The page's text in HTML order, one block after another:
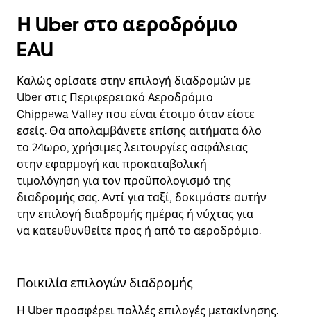
Η Uber στο αεροδρόμιο
EAU
Καλώς ορίσατε στην επιλογή διαδρομών με
Uber στις Περιφερειακό Αεροδρόμιο
Chippewa Valley που είναι έτοιμο όταν είστε
εσείς. Θα απολαμβάνετε επίσης αιτήματα όλο
το 24ωρο, χρήσιμες λειτουργίες ασφάλειας
στην εφαρμογή και προκαταβολική
τιμολόγηση για τον προϋπολογισμό της
διαδρομής σας. Αντί για ταξί, δοκιμάστε αυτήν
την επιλογή διαδρομής ημέρας ή νύχτας για
να κατευθυνθείτε προς ή από το αεροδρόμιο.
Ποικιλία επιλογών διαδρομής
Η Uber προσφέρει πολλές επιλογές μετακίνησης.